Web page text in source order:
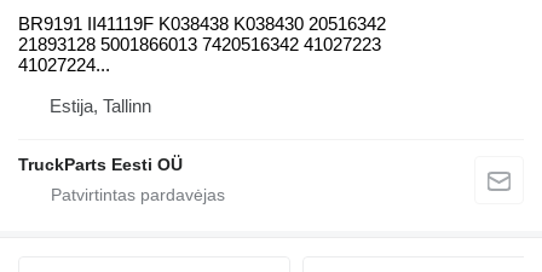
BR9191 II41119F K038438 K038430 20516342
21893128 5001866013 7420516342 41027223
41027224...
Estija, Tallinn
TruckParts Eesti OÜ